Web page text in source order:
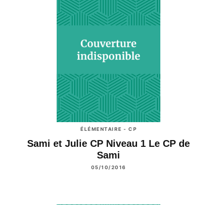
ÉLÉMENTAIRE - CP
Sami et Julie CP Niveau 1 Le CP de
Sami
05/10/2016